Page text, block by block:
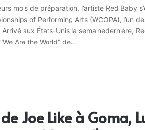
mois de préparation, l’artiste Red Baby
of Performing Arts (WCOPA), l’un
aux États-Unis la semainedernière,
Are the World” de…
Joe Like à Goma,